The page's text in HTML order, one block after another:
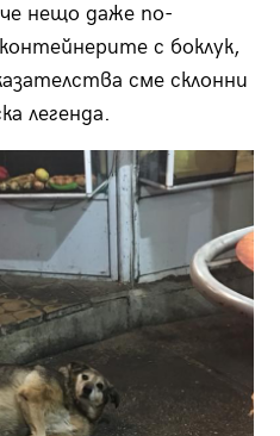
нещо даже по-
с боклук,
сме склонни
легенда.